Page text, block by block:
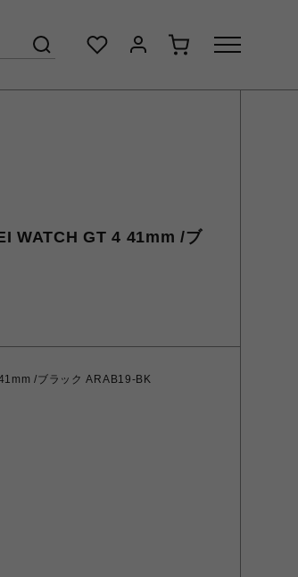
WATCH GT 4 41mm /ブ
/ブラック ARAB19-BK